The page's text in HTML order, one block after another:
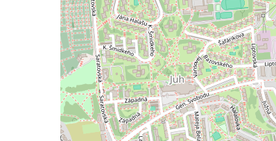
parapety biele: vonkajšie hliníkové,
oceľové zábradlia na balkónoch a terasách,
exteriérové žalúzie Z90 ovládanie na stene
balkónových a terasových oknách bude
Podlahové krytiny:
v obytných miestnostiach a na chodbe